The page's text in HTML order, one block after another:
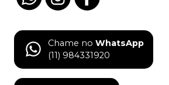
Chame no WhatsApp
(11) 984331920